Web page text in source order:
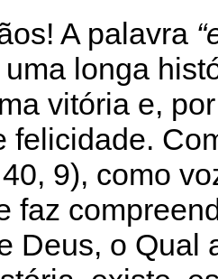
A palavra
longa
vitória e,
felicidade.
9), como
faz
Deus, o Qual